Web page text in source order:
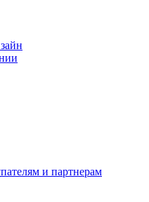
и партнерам